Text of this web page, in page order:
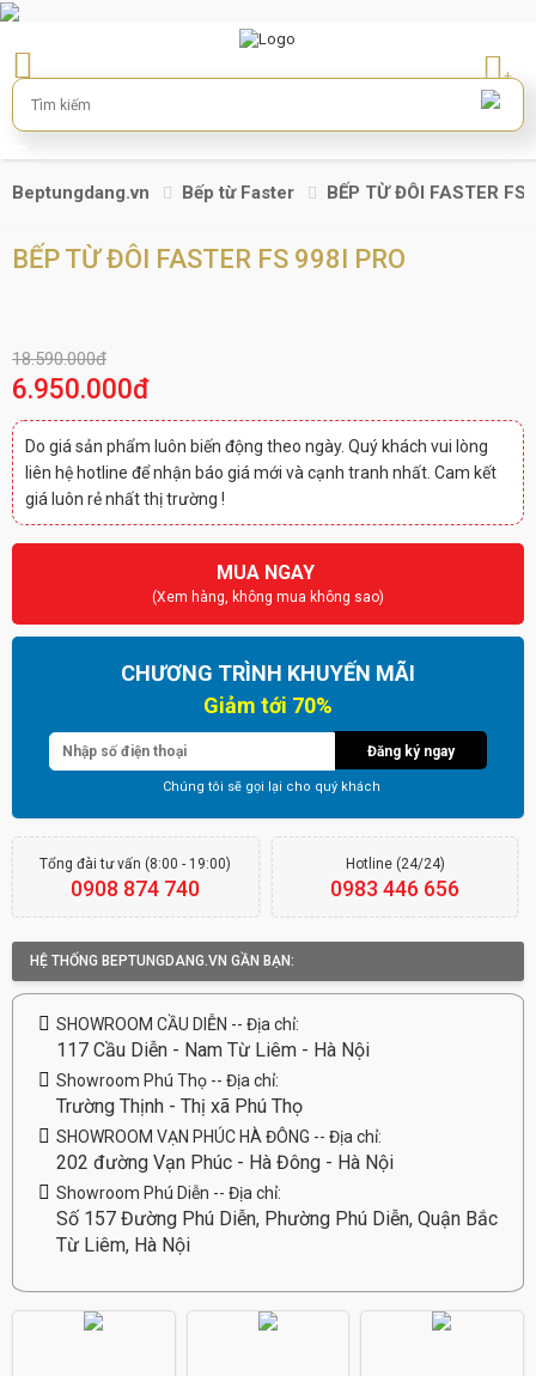
+
Beptungdang.vn Bếp từ Faster BẾP TỪ ĐÔI FASTER FS
BẾP TỪ ĐÔI FASTER FS 998I PRO
18.590.000đ
6.950.000đ
Do giá sản phẩm luôn biến động theo ngày. Quý khách vui lòng
liên hệ hotline để nhận báo giá mới và cạnh tranh nhất. Cam kết
giá luôn rẻ nhất thị trường !
MUA NGAY
(Xem hàng, không mua không sao)
CHƯƠNG TRÌNH KHUYẾN MÃI
Đăng ký ngay
Chúng tôi sẽ gọi lại cho quý khách
Tổng đài tư vấn (8:00 - 19:00)
0908 874 740
Hotline (24/24)
0983 446 656
HỆ THỐNG BEPTUNGDANG.VN GẦN BẠN:
SHOWROOM CẦU DIỄN -- Địa chỉ:
117 Cầu Diễn - Nam Từ Liêm - Hà Nội
Showroom Phú Thọ -- Địa chỉ:
Trường Thịnh - Thị xã Phú Thọ
SHOWROOM VẠN PHÚC HÀ ĐÔNG -- Địa chỉ:
202 đường Vạn Phúc - Hà Đông - Hà Nội
Showroom Phú Diễn -- Địa chỉ:
Số 157 Đường Phú Diễn, Phường Phú Diễn, Quận Bắc
Từ Liêm, Hà Nội